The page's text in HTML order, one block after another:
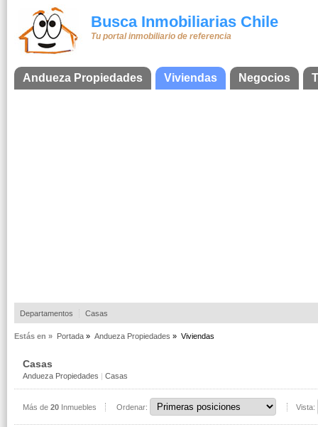
Busca Inmobiliarias Chile
Tu portal inmobiliario de referencia
Andueza Propiedades Viviendas Negocios
Departamentos Casas
Estás en » Portada » Andueza Propiedades » Viviendas
Casas
Andueza Propiedades | Casas
Más de 20 Inmuebles Ordenar: Vista: